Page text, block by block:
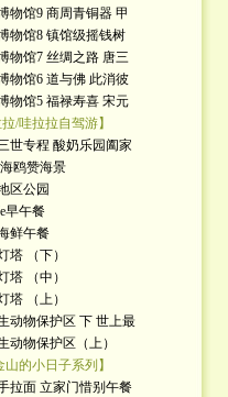
物馆9 商周青铜器 甲
物馆8 镇馆级摇钱树
物馆7 丝绸之路 唐三
物馆6 道与佛 此消彼
物馆5 福禄寿喜 宋元
拉/哇拉拉自驾游】
世专程 酸奶乐园阖家
鸥赞海景
区公园
早午餐
鲜午餐
塔 （下）
塔 （中）
塔 （上）
动物保护区 下 世上最
动物保护区（上）
山的小日子系列】
拉面 立家门惜别午餐